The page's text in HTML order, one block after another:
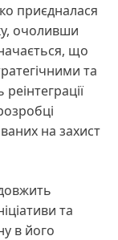
приєдналася
очоливши
що
та
на захист
та
в його